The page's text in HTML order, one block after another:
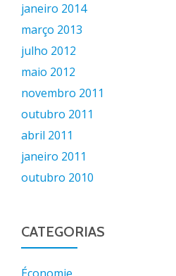
janeiro 2014
março 2013
julho 2012
maio 2012
novembro 2011
outubro 2011
abril 2011
janeiro 2011
outubro 2010
CATEGORIAS